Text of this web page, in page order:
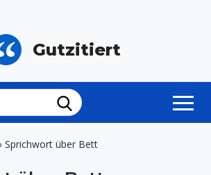
Gutzitiert
Sprichwort über Bett